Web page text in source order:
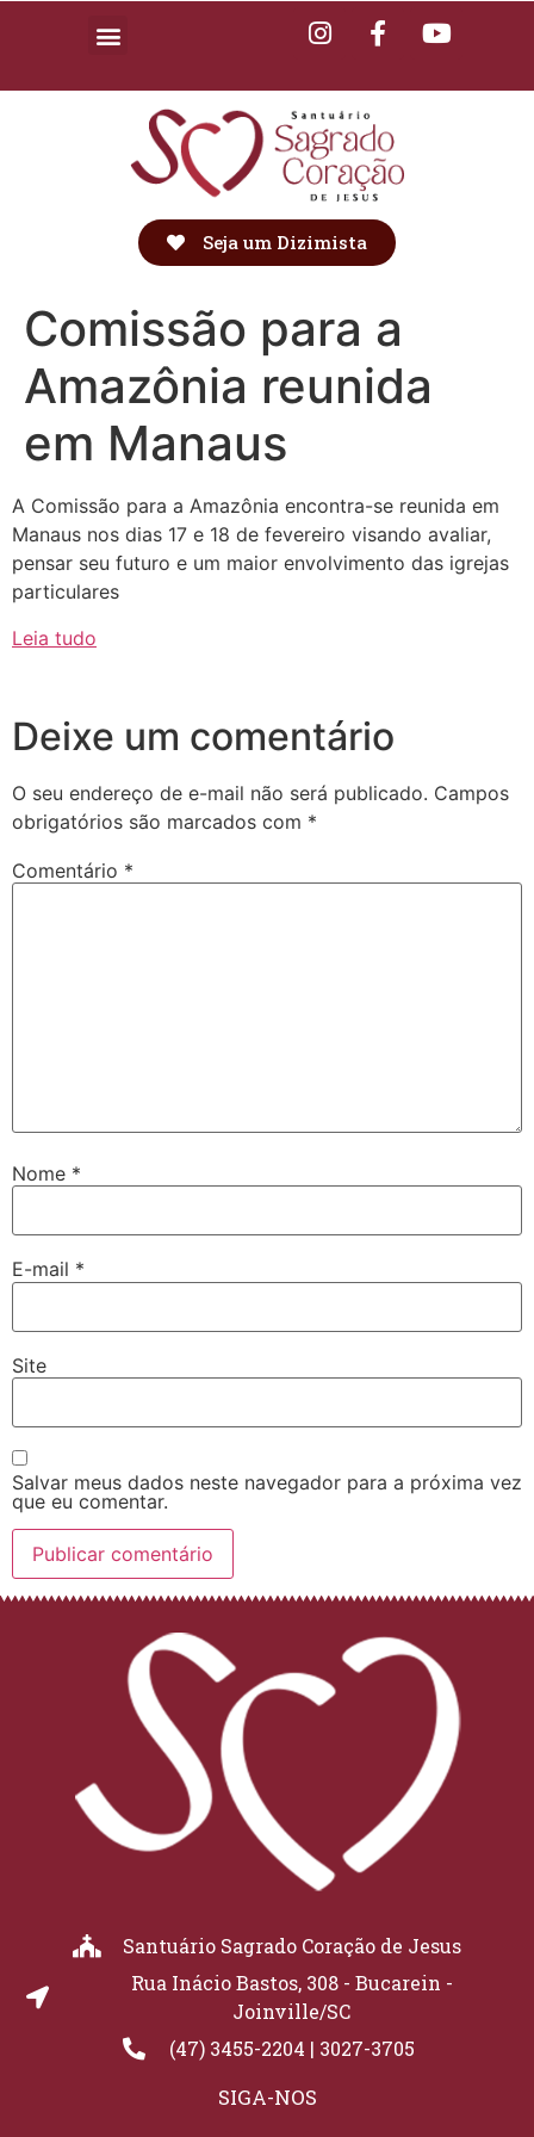
Seja um Dizimista
Comissão para a
Amazônia reunida
em Manaus
A Comissão para a Amazônia encontra-se reunida em
Manaus nos dias 17 e 18 de fevereiro visando avaliar,
pensar seu futuro e um maior envolvimento das igrejas
particulares
Leia tudo
Deixe um comentário
O seu endereço de e-mail não será publicado. Campos
obrigatórios são marcados com *
Comentário *
Nome *
E-mail *
Site
Salvar meus dados neste navegador para a próxima vez
que eu comentar.
Santuário Sagrado Coração de Jesus
Rua Inácio Bastos, 308 - Bucarein -
Joinville/SC
(47) 3455-2204 | 3027-3705
SIGA-NOS